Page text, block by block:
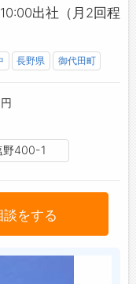
出社（月2回程
長野県 御代田町
野400-1
をする